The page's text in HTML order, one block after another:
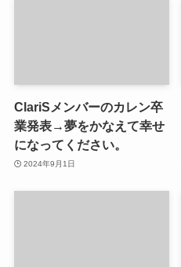
ClariSメンバーのカレン卒
業発表→夢をかなえて幸せ
になってください。
2024年9月1日